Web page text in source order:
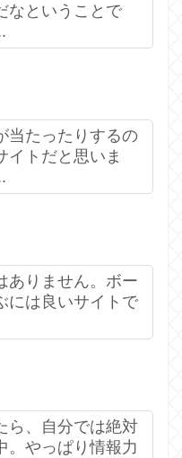
なということで
当たったりするの
イトだと思いま
ありません。ボー
には良いサイトで
ら、自分では絶対
。やっぱり情報力